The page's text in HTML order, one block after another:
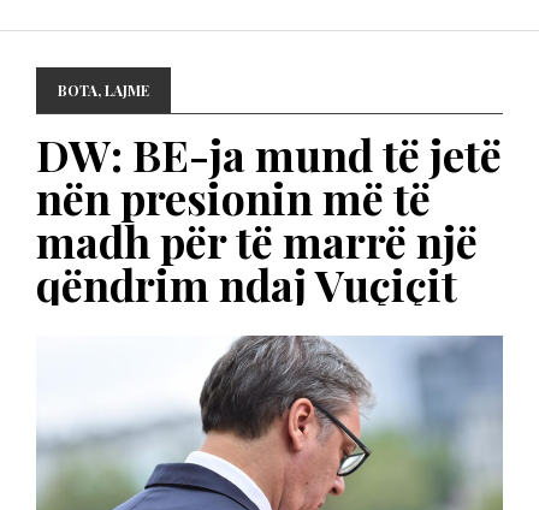
BOTA,LAJME
DW: BE-ja mund të jetë
nën presionin më të
madh për të marrë një
qëndrim ndaj Vuçiçit